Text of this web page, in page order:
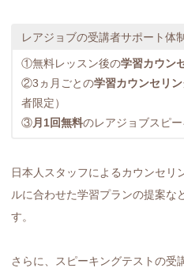
レアジョブの受講者サポート体制
①無料レッスン後の学習カウン
②3ヵ月ごとの学習カウンセリ
者限定）
③月1回無料のレアジョブスピ
日本人スタッフによるカウンセリ
ルに合わせた学習プランの提案な
す。
さらに、スピーキングテストの受